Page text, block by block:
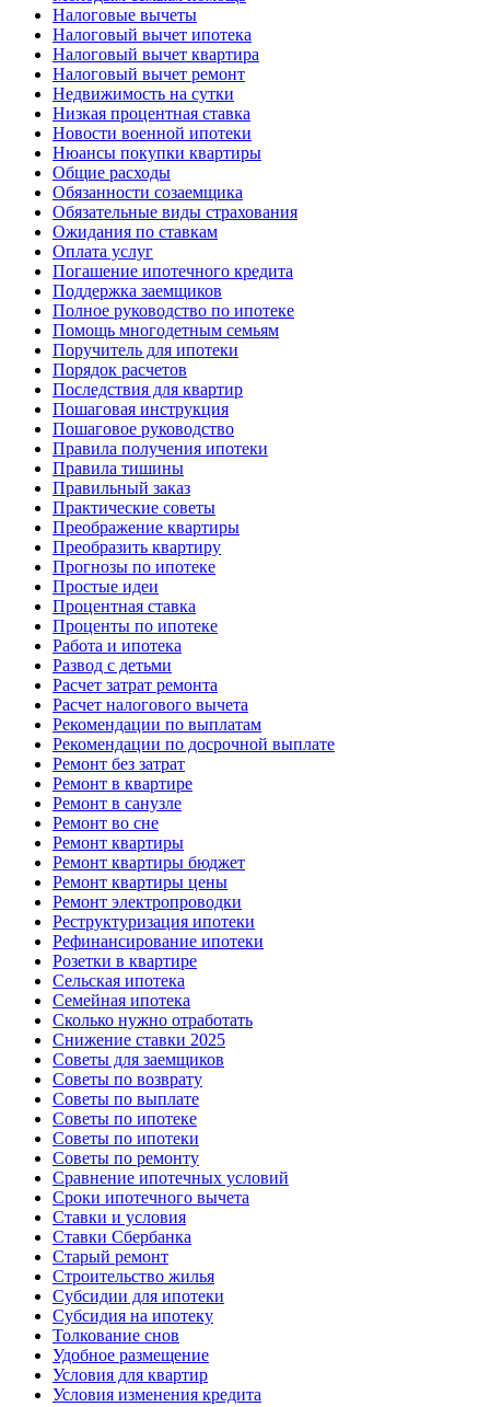
Налоговые вычеты
Налоговый вычет ипотека
Налоговый вычет квартира
Налоговый вычет ремонт
Недвижимость на сутки
Низкая процентная ставка
Новости военной ипотеки
Нюансы покупки квартиры
Общие расходы
Обязанности созаемщика
Обязательные виды страхования
Ожидания по ставкам
Оплата услуг
Погашение ипотечного кредита
Поддержка заемщиков
Полное руководство по ипотеке
Помощь многодетным семьям
Поручитель для ипотеки
Порядок расчетов
Последствия для квартир
Пошаговая инструкция
Пошаговое руководство
Правила получения ипотеки
Правила тишины
Правильный заказ
Практические советы
Преображение квартиры
Преобразить квартиру
Прогнозы по ипотеке
Простые идеи
Процентная ставка
Проценты по ипотеке
Работа и ипотека
Развод с детьми
Расчет затрат ремонта
Расчет налогового вычета
Рекомендации по выплатам
Рекомендации по досрочной выплате
Ремонт без затрат
Ремонт в квартире
Ремонт в санузле
Ремонт во сне
Ремонт квартиры
Ремонт квартиры бюджет
Ремонт квартиры цены
Ремонт электропроводки
Реструктуризация ипотеки
Рефинансирование ипотеки
Розетки в квартире
Сельская ипотека
Семейная ипотека
Сколько нужно отработать
Снижение ставки 2025
Советы для заемщиков
Советы по возврату
Советы по выплате
Советы по ипотеке
Советы по ипотеки
Советы по ремонту
Сравнение ипотечных условий
Сроки ипотечного вычета
Ставки и условия
Ставки Сбербанка
Старый ремонт
Строительство жилья
Субсидии для ипотеки
Субсидия на ипотеку
Толкование снов
Удобное размещение
Условия для квартир
Условия изменения кредита